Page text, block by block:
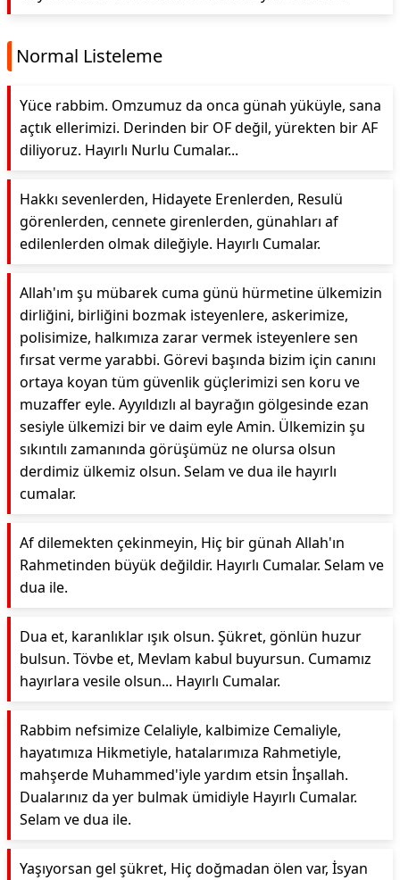
Normal Listeleme
Yüce rabbim. Omzumuz da onca günah yüküyle, sana
açtık ellerimizi. Derinden bir OF değil, yürekten bir AF
diliyoruz. Hayırlı Nurlu Cumalar...
Hakkı sevenlerden, Hidayete Erenlerden, Resulü
görenlerden, cennete girenlerden, günahları af
edilenlerden olmak dileğiyle. Hayırlı Cumalar.
Allah'ım şu mübarek cuma günü hürmetine ülkemizin
dirliğini, birliğini bozmak isteyenlere, askerimize,
polisimize, halkımıza zarar vermek isteyenlere sen
fırsat verme yarabbi. Görevi başında bizim için canını
ortaya koyan tüm güvenlik güçlerimizi sen koru ve
muzaffer eyle. Ayyıldızlı al bayrağın gölgesinde ezan
sesiyle ülkemizi bir ve daim eyle Amin. Ülkemizin şu
sıkıntılı zamanında görüşümüz ne olursa olsun
derdimiz ülkemiz olsun. Selam ve dua ile hayırlı
cumalar.
Af dilemekten çekinmeyin, Hiç bir günah Allah'ın
Rahmetinden büyük değildir. Hayırlı Cumalar. Selam ve
dua ile.
Dua et, karanlıklar ışık olsun. Şükret, gönlün huzur
bulsun. Tövbe et, Mevlam kabul buyursun. Cumamız
hayırlara vesile olsun... Hayırlı Cumalar.
Rabbim nefsimize Celaliyle, kalbimize Cemaliyle,
hayatımıza Hikmetiyle, hatalarımıza Rahmetiyle,
mahşerde Muhammed'iyle yardım etsin İnşallah.
Dualarınız da yer bulmak ümidiyle Hayırlı Cumalar.
Selam ve dua ile.
Yaşıyorsan gel şükret, Hiç doğmadan ölen var, İsyan